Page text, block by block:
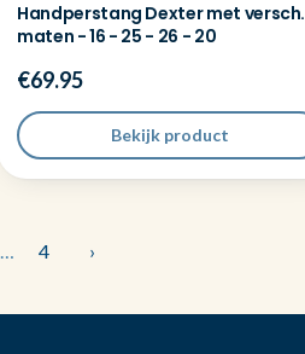
Handperstang Dexter met versch.
maten - 16 - 25 - 26 - 20
€69.95
Bekijk product
… 4 ›